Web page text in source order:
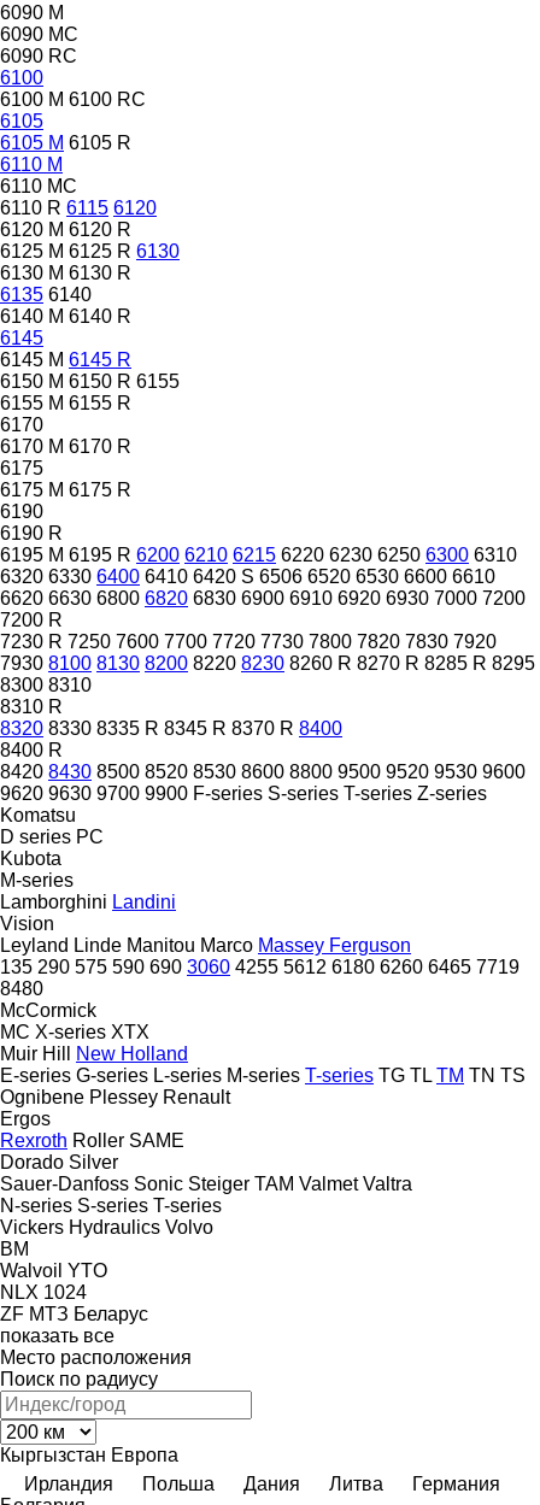
6090 M
6090 MC
6090 RC
6100
6100 M 6100 RC
6105
6105 M 6105 R
6110 M
6110 MC
6110 R 6115 6120
6120 M 6120 R
6125 M 6125 R 6130
6130 M 6130 R
6135 6140
6140 M 6140 R
6145
6145 M 6145 R
6150 M 6150 R 6155
6155 M 6155 R
6170
6170 M 6170 R
6175
6175 M 6175 R
6190
6190 R
6195 M 6195 R 6200 6210 6215 6220 6230 6250 6300 6310
6320 6330 6400 6410 6420 S 6506 6520 6530 6600 6610
6620 6630 6800 6820 6830 6900 6910 6920 6930 7000 7200
7200 R
7230 R 7250 7600 7700 7720 7730 7800 7820 7830 7920
7930 8100 8130 8200 8220 8230 8260 R 8270 R 8285 R 8295
8300 8310
8310 R
8320 8330 8335 R 8345 R 8370 R 8400
8400 R
8420 8430 8500 8520 8530 8600 8800 9500 9520 9530 9600
9620 9630 9700 9900 F-series S-series T-series Z-series
Komatsu
D series PC
Kubota
M-series
Lamborghini Landini
Vision
Leyland Linde Manitou Marco Massey Ferguson
135 290 575 590 690 3060 4255 5612 6180 6260 6465 7719
8480
McCormick
MC X-series XTX
Muir Hill
New Holland
E-series G-series L-series M-series T-series TG TL TM TN TS
Ognibene Plessey Renault
Ergos
Rexroth Roller SAME
Dorado Silver
Sauer-Danfoss Sonic Steiger TAM Valmet Valtra
N-series S-series T-series
Vickers Hydraulics Volvo
BM
Walvoil YTO
NLX 1024
ZF МТЗ Беларус
показать все
Место расположения
Поиск по радиусу
Кыргызстан Европа
Ирландия
Польша Дания Литва
Германия